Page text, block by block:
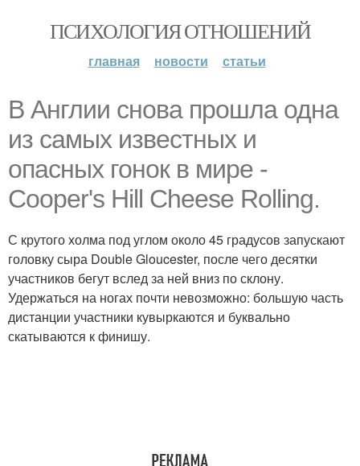
ПСИХОЛОГИЯ ОТНОШЕНИЙ
главная новости статьи
В Англии снова прошла одна
из самых известных и
опасных гонок в мире -
Cooper's Hill Cheese Rolling.
С крутого холма под углом около 45 градусов запускают
головку сыра Double Gloucester, после чего десятки
участников бегут вслед за ней вниз по склону.
Удержаться на ногах почти невозможно: большую часть
дистанции участники кувыркаются и буквально
скатываются к финишу.